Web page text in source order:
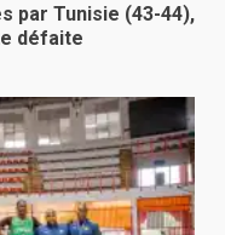
par Tunisie (43-44),
défaite